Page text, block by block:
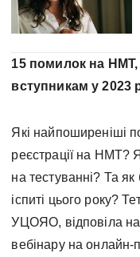
15 помилок на НМТ,
вступникам у 2023
Які найпоширеніші
реєстрації на НМТ?
на тестуванні? Та
іспиті цього року?
УЦОЯО, відповіла на
вебінару на